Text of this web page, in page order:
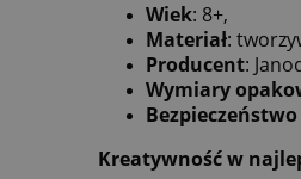
Wiek: 8+,
Materiał:
Producent:
Wymiary
Kreatywność w